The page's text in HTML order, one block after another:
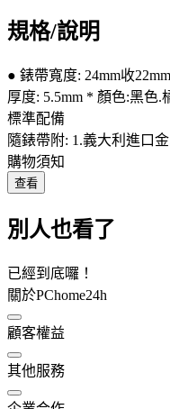
規格/說明
● 錶帶寬度: 24mm收
厚度: 5.5mm * 顏色:黑色.
標準配備
隨錶帶附: 1.義大利進口
購物須知
查看
別人也看了
已經到底囉！
關於PChome24h
顧客權益
其他服務